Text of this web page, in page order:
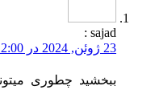
sajad
:
23 ژوئن, 2024 در 12:00 ب.ظ
ببخشید چطوری